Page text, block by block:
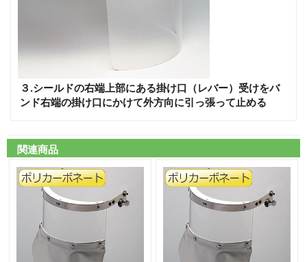
３.シールドの右端上部にある掛け口（レバー）受けをバ
ンド右端の掛け口にかけて外方向に引っ張って止める
関連商品